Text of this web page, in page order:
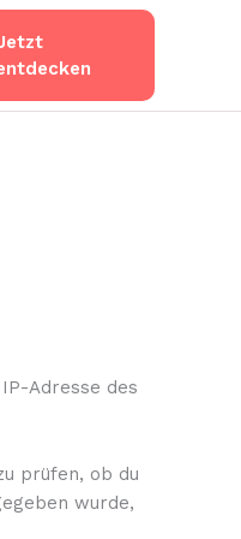
Adresse des
prüfen, ob du
wurde,